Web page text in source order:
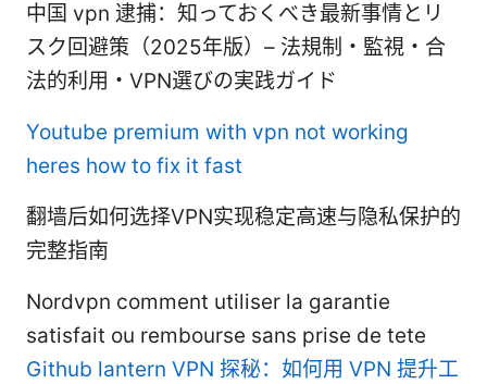
中国 vpn 逮捕：知っておくべき最新事情とリ
スク回避策（2025年版）– 法規制・監視・合
法的利用・VPN選びの実践ガイド
Youtube premium with vpn not working
heres how to fix it fast
翻墙后如何选择VPN实现稳定高速与隐私保护的
完整指南
Nordvpn comment utiliser la garantie
satisfait ou rembourse sans prise de tete
Github lantern VPN 探秘：如何用 VPN 提升工